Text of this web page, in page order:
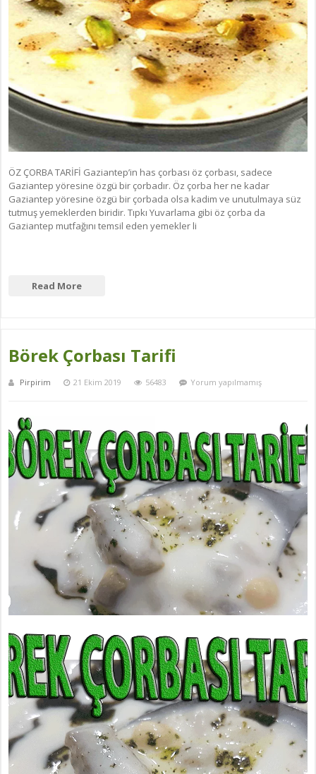
ÖZ ÇORBA TARİFİ Gaziantep’in has çorbası öz çorbası, sadece
Gaziantep yöresine özgü bir çorbadır. Öz çorba her ne kadar
Gaziantep yöresine özgü bir çorbada olsa kadim ve unutulmaya süz
tutmuş yemeklerden biridir. Tıpkı Yuvarlama gibi öz çorba da
Gaziantep mutfağını temsil eden yemekler li
Read More
Börek Çorbası Tarifi
Pirpirim 21 Ekim 2019 56483 Yorum yapılmamış